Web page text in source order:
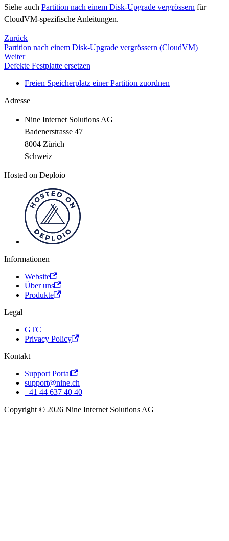
Siehe auch Partition nach einem Disk-Upgrade vergrössern für
CloudVM-spezifische Anleitungen.
Zurück
Partition nach einem Disk-Upgrade vergrössern (CloudVM)
Weiter
Defekte Festplatte ersetzen
Freien Speicherplatz einer Partition zuordnen
Adresse
Nine Internet Solutions AG
Badenerstrasse 47
8004 Zürich
Schweiz
Hosted on Deploio
Informationen
Website
Über uns
Produkte
Legal
GTC
Privacy Policy
Kontakt
Support Portal
support@nine.ch
+41 44 637 40 40
Copyright © 2026 Nine Internet Solutions AG